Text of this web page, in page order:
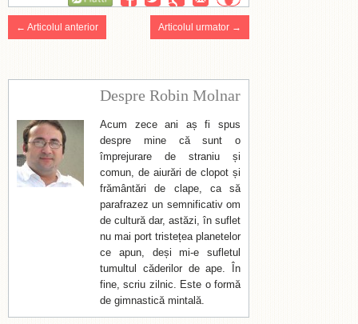
← Articolul anterior Articolul urmator →
Despre Robin Molnar
Acum zece ani aș fi spus
despre mine că sunt o
împrejurare de straniu și
comun, de aiurări de clopot și
frământări de clape, ca să
parafrazez un semnificativ om
de cultură dar, astăzi, în suflet
nu mai port tristețea planetelor
ce apun, deși mi-e sufletul
tumultul căderilor de ape. În
fine, scriu zilnic. Este o formă
de gimnastică mintală.